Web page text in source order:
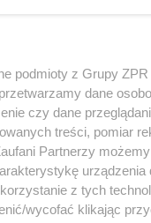
podmioty z Grupy
dane
czy dane
treści, pomiar
Partnerzy
urządzenia
z tych
wycofać klikając